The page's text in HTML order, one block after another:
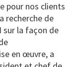
pour nos clients
recherche de
sur la façon de
en œuvre, a